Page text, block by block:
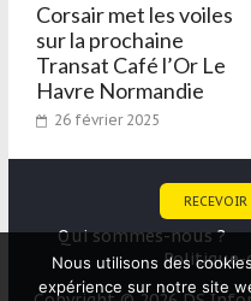
Corsair met les voiles
sur la prochaine
Transat Café l’Or Le
Havre Normandie
26 février 2025
Qui sommes-nous ?
Politique-
Nous utilisons des
expérience sur notre site